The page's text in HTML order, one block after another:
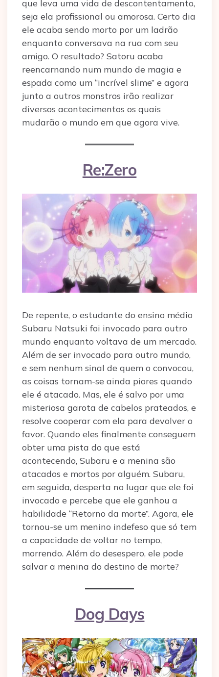
que leva uma vida de descontentamento,
seja ela profissional ou amorosa. Certo dia
ele acaba sendo morto por um ladrão
enquanto conversava na rua com seu
amigo. O resultado? Satoru acaba
reencarnando num mundo de magia e
espada como um “incrível slime” e agora
junto a outros monstros irão realizar
diversos acontecimentos os quais
mudarão o mundo em que agora vive.
Re:Zero
De repente, o estudante do ensino médio
Subaru Natsuki foi invocado para outro
mundo enquanto voltava de um mercado.
Além de ser invocado para outro mundo,
e sem nenhum sinal de quem o convocou,
as coisas tornam-se ainda piores quando
ele é atacado. Mas, ele é salvo por uma
misteriosa garota de cabelos prateados, e
resolve cooperar com ela para devolver o
favor. Quando eles finalmente conseguem
obter uma pista do que está
acontecendo, Subaru e a menina são
atacados e mortos por alguém. Subaru,
em seguida, desperta no lugar que ele foi
invocado e percebe que ele ganhou a
habilidade “Retorno da morte”. Agora, ele
tornou-se um menino indefeso que só tem
a capacidade de voltar no tempo,
morrendo. Além do desespero, ele pode
salvar a menina do destino de morte?
Dog Days